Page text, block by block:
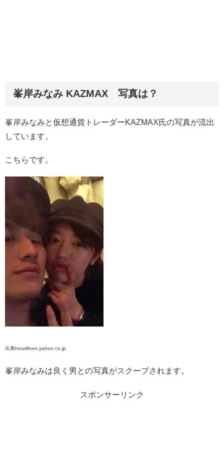
峯岸みなみ KAZMAX 写真は？
峯岸みなみと仮想通貨トレーダーKAZMAX氏の写真が流出
しています。
こちらです。
出典headlines.yahoo.co.jp
峯岸みなみは良く男との写真がスクープされます。
スポンサーリンク